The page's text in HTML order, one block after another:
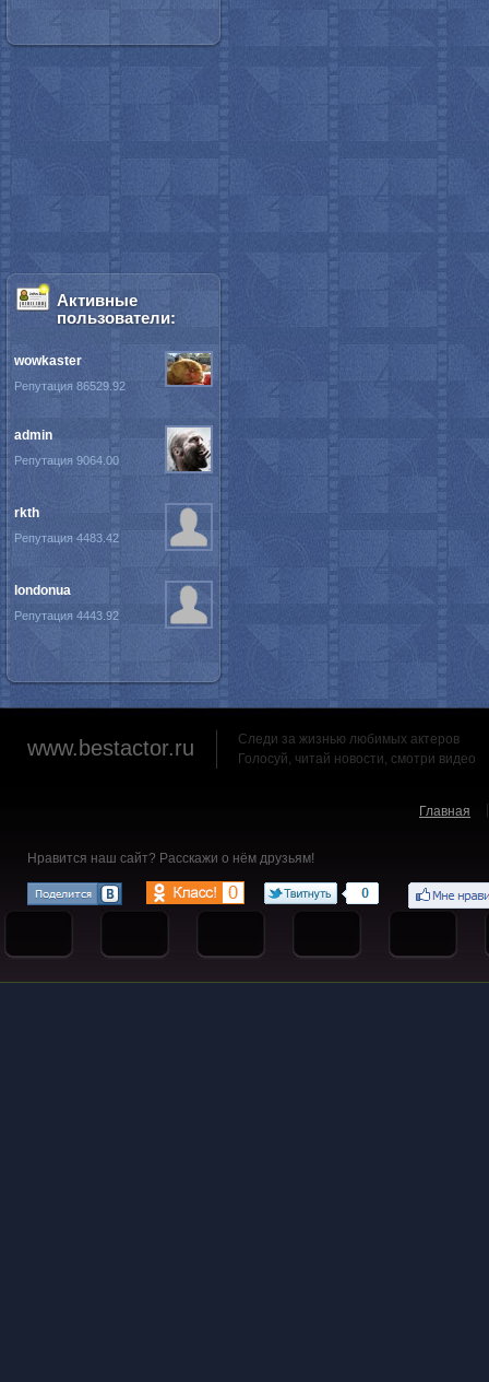
Активные
пользователи:
wowkaster
Репутация 86529.92
admin
Репутация 9064.00
rkth
Репутация 4483.42
londonua
Репутация 4443.92
www.bestactor.ru
Следи за жизнью любимых актеров
Голосуй, читай новости, смотри видео
Главная
Нравится наш сайт? Расскажи о нём друзьям!